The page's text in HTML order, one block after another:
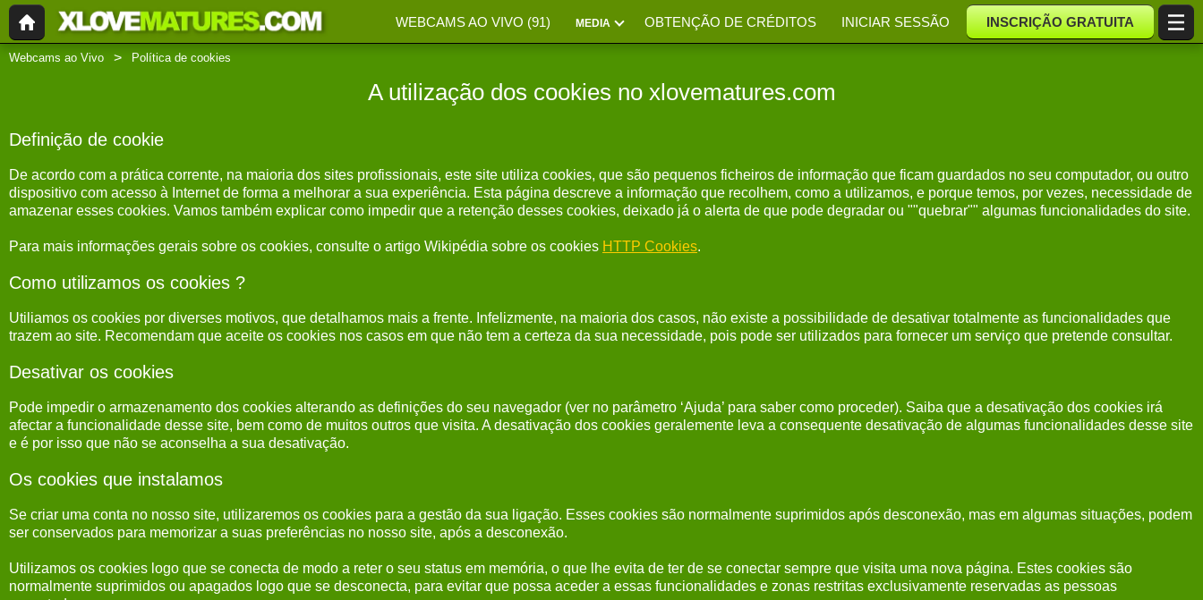
WEBCAMS AO VIVO (91) MEDIA OBTENÇÃO DE CRÉDITOS INICIAR SESSÃO INSCRIÇÃO GRATUITA
Webcams ao Vivo Política de cookies
A utilização dos cookies no xlovematures.com
Definição de cookie
De acordo com a prática corrente, na maioria dos sites profissionais, este site utiliza cookies, que são pequenos ficheiros de informação que ficam guardados no seu computador, ou outro
dispositivo com acesso à Internet de forma a melhorar a sua experiência. Esta página descreve a informação que recolhem, como a utilizamos, e porque temos, por vezes, necessidade de
amazenar esses cookies. Vamos também explicar como impedir que a retenção desses cookies, deixado já o alerta de que pode degradar ou ""quebrar"" algumas funcionalidades do site.
Para mais informações gerais sobre os cookies, consulte o artigo Wikipédia sobre os cookies HTTP Cookies.
Como utilizamos os cookies ?
Utiliamos os cookies por diverses motivos, que detalhamos mais a frente. Infelizmente, na maioria dos casos, não existe a possibilidade de desativar totalmente as funcionalidades que
trazem ao site. Recomendam que aceite os cookies nos casos em que não tem a certeza da sua necessidade, pois pode ser utilizados para fornecer um serviço que pretende consultar.
Desativar os cookies
Pode impedir o armazenamento dos cookies alterando as definições do seu navegador (ver no parâmetro ‘Ajuda’ para saber como proceder). Saiba que a desativação dos cookies irá
afectar a funcionalidade desse site, bem como de muitos outros que visita. A desativação dos cookies geralemente leva a consequente desativação de algumas funcionalidades desse site
e é por isso que não se aconselha a sua desativação.
Os cookies que instalamos
Se criar uma conta no nosso site, utilizaremos os cookies para a gestão da sua ligação. Esses cookies são normalmente suprimidos após desconexão, mas em algumas situações, podem
ser conservados para memorizar a suas preferências no nosso site, após a desconexão.
Utilizamos os cookies logo que se conecta de modo a reter o seu status em memória, o que lhe evita de ter de se conectar sempre que visita uma nova página. Estes cookies são
normalmente suprimidos ou apagados logo que se desconecta, para evitar que possa aceder a essas funcionalidades e zonas restritas exclusivamente reservadas as pessoas